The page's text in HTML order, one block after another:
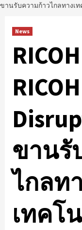
ขานรับความก้าวไกลทางเ
News
ขานรั
ไกลท
เทคโ